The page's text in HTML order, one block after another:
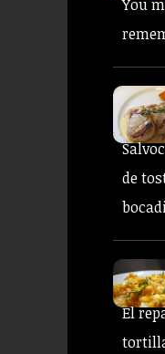
You
de
El